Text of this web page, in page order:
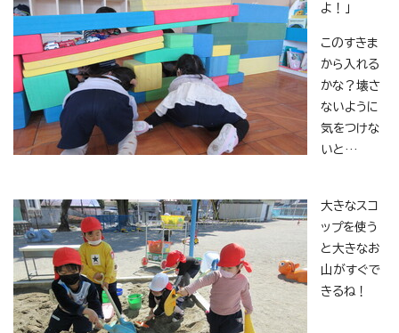
よ！」
このすきま
から入れる
かな？壊さ
ないように
気をつけな
いと…
大きなスコ
ップを使う
と大きなお
山がすぐで
きるね！